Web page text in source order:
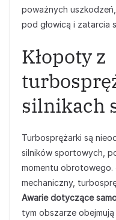
poważnych
pod głowicą i zatarcia
Kłopoty z
silnikach
Turbosprężarki są
silników sportowych,
momentu obrotowego.
mechaniczny,
Awarie dotyczące
tym obszarze